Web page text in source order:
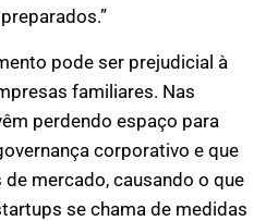
pode ser prejudicial à
familiares. Nas
perdendo espaço para
corporativo e que
mercado, causando o que
se chama de medidas